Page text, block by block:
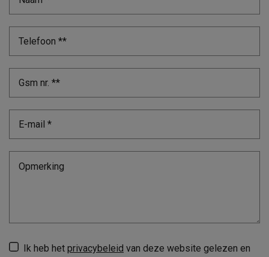
Ik heb het privacybeleid van deze website gelezen en